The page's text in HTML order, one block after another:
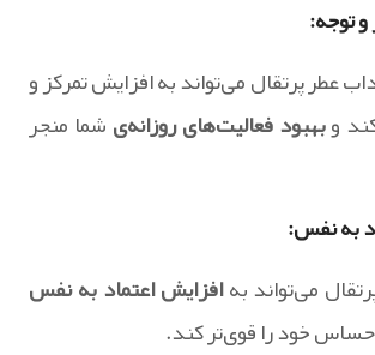
عطر پرتقال می‌تواند به افزایش تمرکز و
وبهبود فعالیت‌های روزانه‌یشما منجر
می‌تواند بهافزایش اعتماد به نفس
خود را قوی‌تر کند.